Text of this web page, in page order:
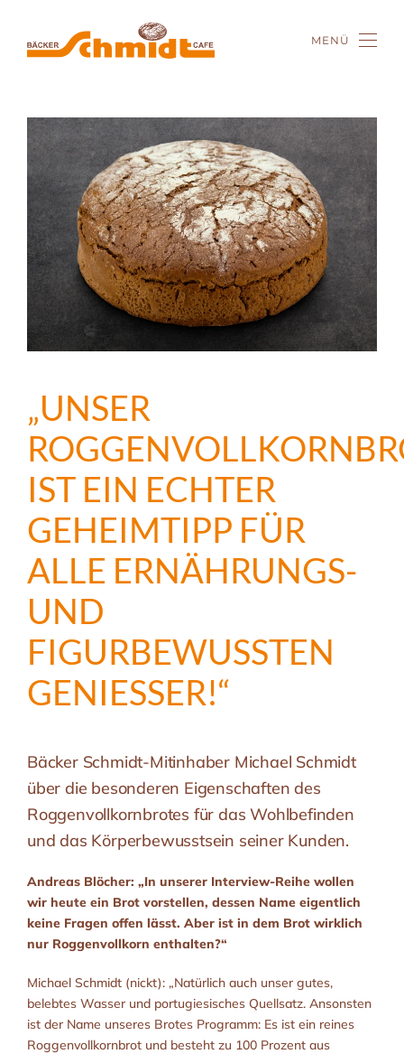
Zum Hauptinhalt springen
MENÜ
„UNSER
IST EIN ECHTER
GEHEIMTIPP FÜR
ALLE ERNÄHRUNGS-
UND
FIGURBEWUSSTEN
GENIESSER!“
Bäcker Schmidt-Mitinhaber Michael Schmidt
über die besonderen Eigenschaften des
Roggenvollkornbrotes für das Wohlbefinden
und das Körperbewusstsein seiner Kunden.
Andreas Blöcher: „In unserer Interview-Reihe wollen
wir heute ein Brot vorstellen, dessen Name eigentlich
keine Fragen offen lässt. Aber ist in dem Brot wirklich
nur Roggenvollkorn enthalten?“
Michael Schmidt (nickt): „Natürlich auch unser gutes,
belebtes Wasser und portugiesisches Quellsatz. Ansonsten
ist der Name unseres Brotes Programm: Es ist ein reines
Roggenvollkornbrot und besteht zu 100 Prozent aus